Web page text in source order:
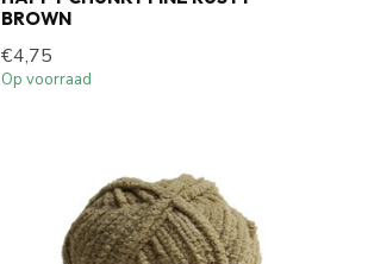
BROWN
€4,75
Op voorraad